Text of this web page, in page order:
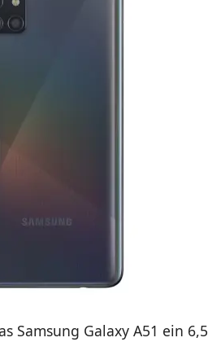
Samsung Galaxy A51 ein 6,5